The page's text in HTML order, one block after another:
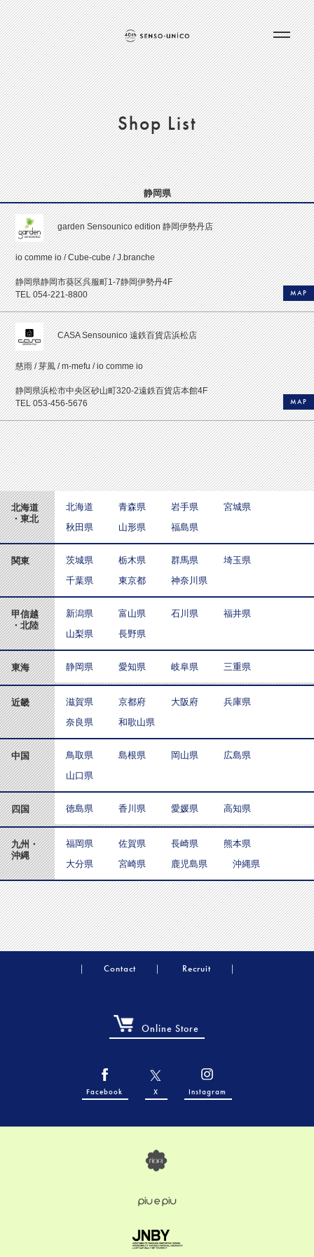
Shop List
静岡県
garden Sensounico edition 静岡伊勢丹店
io comme io / Cube-cube / J.branche
静岡県静岡市葵区呉服町1-7静岡伊勢丹4F
TEL 054-221-8800
MAP
CASA Sensounico 遠鉄百貨店浜松店
慈雨 / 芽風 / m-mefu / io comme io
静岡県浜松市中央区砂山町320-2遠鉄百貨店本館4F
TEL 053-456-5676
MAP
北海道
・東北
北海道 青森県 岩手県
宮城県
秋田県
山形県 福島県
関東 茨城県 栃木県 群馬県
埼玉県
千葉県
東京都 神奈川県
甲信越
・北陸
新潟県 富山県 石川県
福井県
山梨県
長野県
東海 静岡県 愛知県 岐阜県 三重県
近畿 滋賀県 京都府 大阪府
兵庫県
奈良県
和歌山県
中国 鳥取県 島根県 岡山県
広島県
山口県
四国 徳島県 香川県 愛媛県 高知県
九州・
沖縄
福岡県 佐賀県 長崎県
熊本県
大分県
宮崎県 鹿児島県 沖縄県
Contact Recruit
Online Store
Facebook X Instagram